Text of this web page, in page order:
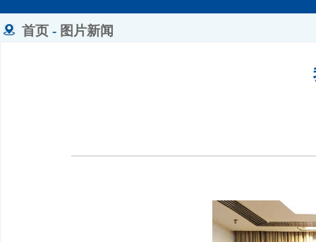
首页 - 图片新闻